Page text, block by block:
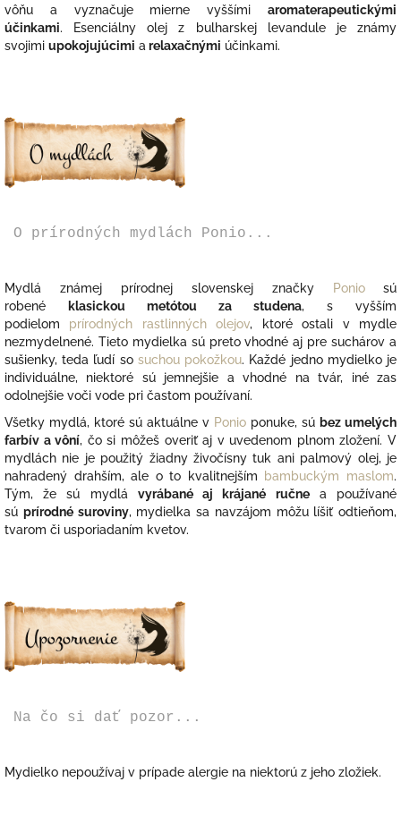
vôňu a vyznačuje mierne vyššími aromaterapeutickými
účinkami. Esenciálny olej z bulharskej levandule je známy
svojimi upokojujúcimi a relaxačnými účinkami.
O prírodných mydlách Ponio...
Mydlá známej prírodnej slovenskej značky Ponio
sú
robené
klasickou metótou za studena, s vyšším
podielom
prírodných rastlinných olejov, ktoré ostali v mydle
nezmydelnené. Tieto mydielka sú preto vhodné aj pre suchárov a
sušienky, teda ľudí so suchou pokožkou. Každé jedno mydielko je
individuálne, niektoré sú jemnejšie a vhodné na tvár, iné zas
odolnejšie voči vode pri častom používaní.
Všetky mydlá, ktoré sú aktuálne v Ponio ponuke, sú bez umelých
farbív a vôní, čo si môžeš overiť aj v uvedenom plnom zložení. V
mydlách nie je použitý žiadny živočísny tuk ani palmový olej, je
nahradený drahším, ale o to kvalitnejším
bambuckým maslom.
Tým, že sú mydlá vyrábané aj krájané ručnea používané
sú prírodné suroviny, mydielka sa navzájom môžu líšiť odtieňom,
tvarom či usporiadaním kvetov.
Na čo si dať pozor...
Mydielko nepoužívaj v prípade alergie na niektorú z jeho zložiek.